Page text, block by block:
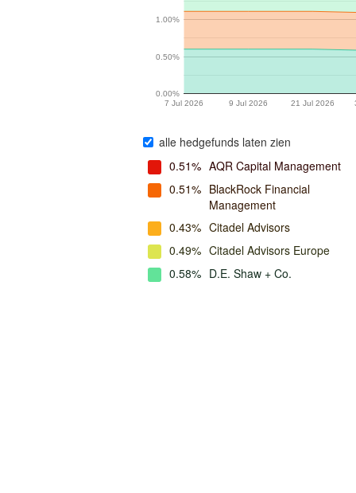
7 Jul 2026 9 Jul 2026 21 Jul 2026
0.00%
0.50%
1.00%
alle hedgefunds laten zien
0.51% AQR Capital Management
0.51% BlackRock Financial
Management
0.43% Citadel Advisors
0.49% Citadel Advisors Europe
0.58% D.E. Shaw + Co.